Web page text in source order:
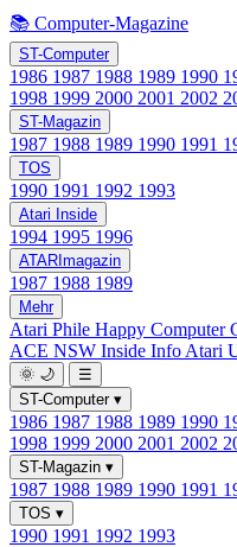
📚 Computer-Magazine
ST-Computer
1986 1987 1988 1989 1990
1998 1999 2000 2001 2002
ST-Magazin
1987 1988 1989 1990 1991
TOS
1990 1991 1992 1993
Atari Inside
1994 1995 1996
ATARImagazin
1987 1988 1989
Mehr
Atari Phile Happy Computer
ACE NSW Inside Info Atari
🌞 🌙
☰
ST-Computer ▾
1986 1987 1988 1989 1990
1998 1999 2000 2001 2002
ST-Magazin ▾
1987 1988 1989 1990 1991
TOS ▾
1990 1991 1992 1993